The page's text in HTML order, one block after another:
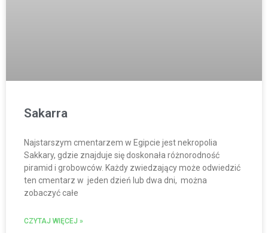
Sakarra
Najstarszym cmentarzem w Egipcie jest nekropolia
Sakkary, gdzie znajduje się doskonała różnorodność
piramid i grobowców. Każdy zwiedzający może odwiedzić
ten cmentarz w jeden dzień lub dwa dni, można
zobaczyć całe
CZYTAJ WIĘCEJ »